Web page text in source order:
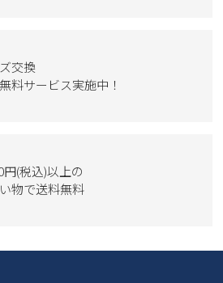
交換
料サービス実施中！
円(税込)以上の
物で送料無料